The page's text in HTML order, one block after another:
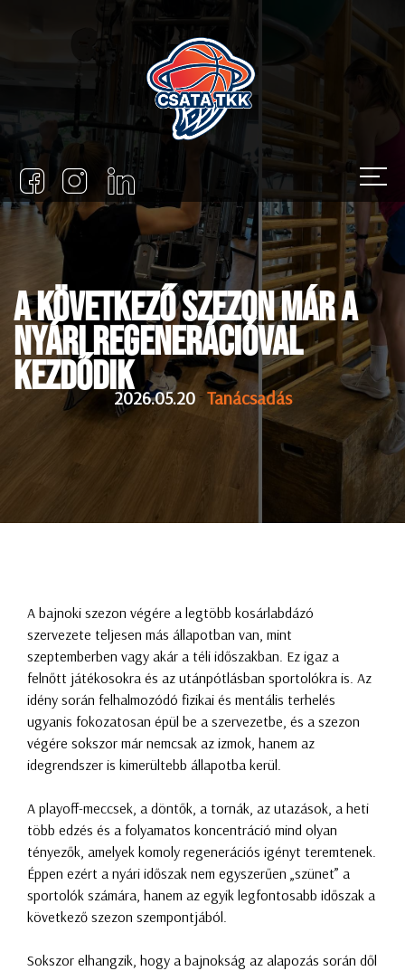
A következő szezon már a
nyári regenerációval
kezdődik2026.05.20 - Tanácsadás
A bajnoki szezon végére a legtöbb kosárlabdázó
szervezete teljesen más állapotban van, mint
szeptemberben vagy akár a téli időszakban. Ez igaz a
felnőtt játékosokra és az utánpótlásban sportolókra is. Az
idény során felhalmozódó fizikai és mentális terhelés
ugyanis fokozatosan épül be a szervezetbe, és a szezon
végére sokszor már nemcsak az izmok, hanem az
idegrendszer is kimerültebb állapotba kerül.
A playoff-meccsek, a döntők, a tornák, az utazások, a heti
több edzés és a folyamatos koncentráció mind olyan
tényezők, amelyek komoly regenerációs igényt teremtenek.
Éppen ezért a nyári időszak nem egyszerűen „szünet” a
sportolók számára, hanem az egyik legfontosabb időszak a
következő szezon szempontjából.
Sokszor elhangzik, hogy a bajnokság az alapozás során dől